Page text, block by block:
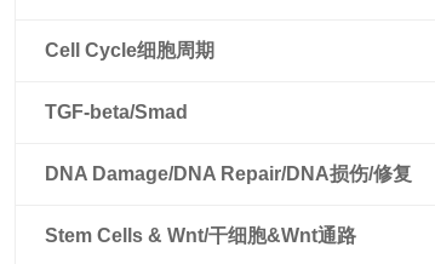
Cell Cycle细胞周期
TGF-beta/Smad
DNA Damage/DNA Repair/DNA损伤/修复
Stem Cells & Wnt/干细胞&Wnt通路